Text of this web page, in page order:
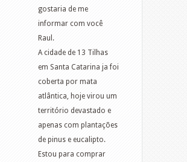
gostaria de me
informar com você
Raul.
A cidade de 13 Tilhas
em Santa Catarina ja foi
coberta por mata
atlântica, hoje virou um
território devastado e
apenas com plantações
de pinus e eucalipto.
Estou para comprar